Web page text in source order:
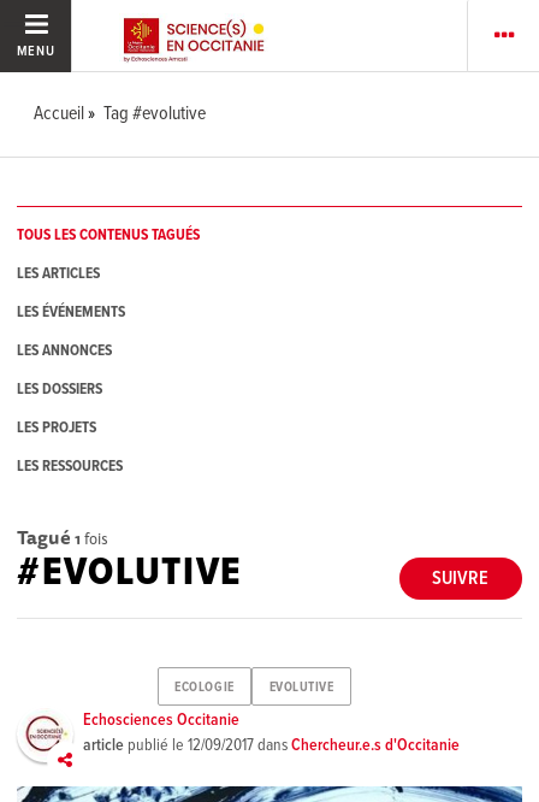
MENU
Accueil Tag #evolutive
TOUS LES CONTENUS TAGUÉS
LES ARTICLES
LES ÉVÉNEMENTS
LES ANNONCES
LES DOSSIERS
LES PROJETS
LES RESSOURCES
Tagué 1 fois
SUIVRE
#EVOLUTIVE
ECOLOGIE EVOLUTIVE
Echosciences Occitanie
article publié le12/09/2017dansChercheur.e.s d'Occitanie